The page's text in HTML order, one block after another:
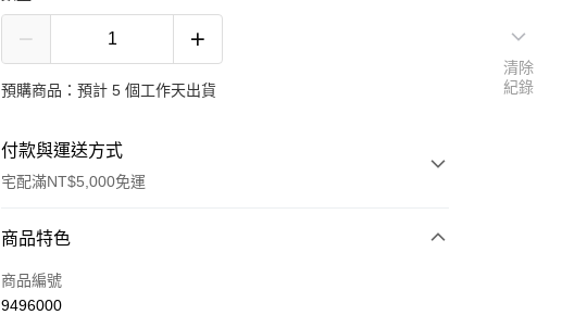
預購商品：預計 5 個工作天出貨
付款與運送方式
宅配滿NT$5,000免運
付款方式
信用卡一次付款
商品特色
商品編號
9496000
清除
紀錄